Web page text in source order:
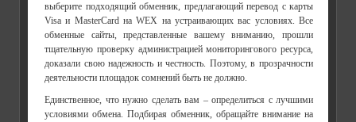
выберите подходящий обменник, предлагающий перевод с карты
Visa и MasterCard на WEX на устраивающих вас условиях. Все
обменные сайты, представленные вашему вниманию, прошли
тщательную проверку администрацией мониторингового ресурса,
доказали свою надежность и честность. Поэтому, в прозрачности
деятельности площадок сомнений быть не должно.
Единственное, что нужно сделать вам – определиться с лучшими
условиями обмена. Подбирая обменник, обращайте внимание на